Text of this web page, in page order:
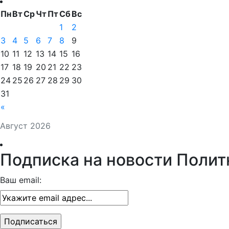
Август 2026
ПнВтСрЧтПтСбВс
«
1
2
3
4 5 6 7 8
9
10 11 12 13 14 15 16
17 18 19 20 21 22 23
24 25 26 27 28 29 30
31
Подписка на новости
Ваш email: